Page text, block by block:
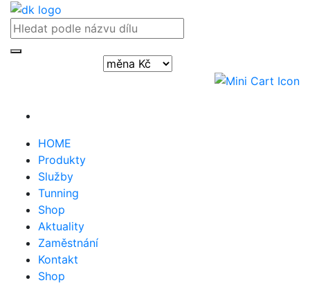
HOME
Produkty
Služby
Tunning
Shop
Aktuality
Zaměstnání
Kontakt
Shop